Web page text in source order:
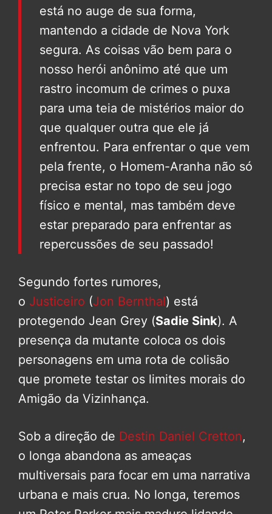
está no auge de sua forma,
mantendo a cidade de Nova York
segura. As coisas vão bem para o
nosso herói anônimo até que um
rastro incomum de crimes o puxa
para uma teia de mistérios maior do
que qualquer outra que ele já
enfrentou. Para enfrentar o que vem
pela frente, o Homem-Aranha não só
precisa estar no topo de seu jogo
físico e mental, mas também deve
estar preparado para enfrentar as
repercussões de seu passado!
Segundo fortes rumores,
o Justiceiro (Jon Bernthal) está
protegendo Jean Grey (Sadie Sink). A
presença da mutante coloca os dois
personagens em uma rota de colisão
que promete testar os limites morais do
Amigão da Vizinhança.
Sob a direção de Destin Daniel Cretton,
o longa abandona as ameaças
multiversais para focar em uma narrativa
urbana e mais crua. No longa, teremos